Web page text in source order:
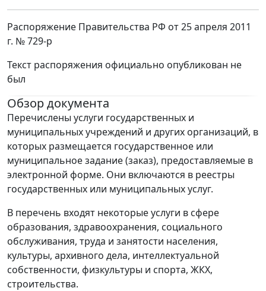
Распоряжение Правительства РФ от 25 апреля 2011
г. № 729-р
Текст распоряжения официально опубликован не
был
Обзор документа
Перечислены услуги государственных и
муниципальных учреждений и других организаций, в
которых размещается государственное или
муниципальное задание (заказ), предоставляемые в
электронной форме. Они включаются в реестры
государственных или муниципальных услуг.
В перечень входят некоторые услуги в сфере
образования, здравоохранения, социального
обслуживания, труда и занятости населения,
культуры, архивного дела, интеллектуальной
собственности, физкультуры и спорта, ЖКХ,
строительства.